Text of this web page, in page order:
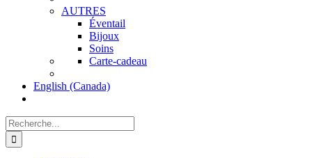
AUTRES
Éventail
Bijoux
Soins
Carte-cadeau
English (Canada)
Recherche
de
: